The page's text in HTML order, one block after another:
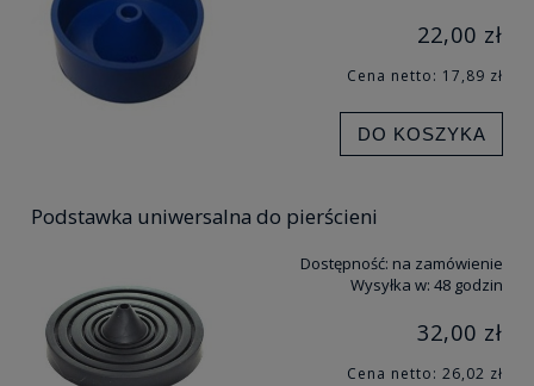
22,00 zł
Cena netto: 17,89 zł
DO KOSZYKA
Podstawka uniwersalna do pierścieni
Dostępność: na zamówienie
Wysyłka w: 48 godzin
32,00 zł
Cena netto: 26,02 zł